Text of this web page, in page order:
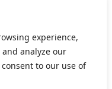
experience,
analyze our
to our use of
Esotérica,Proudly